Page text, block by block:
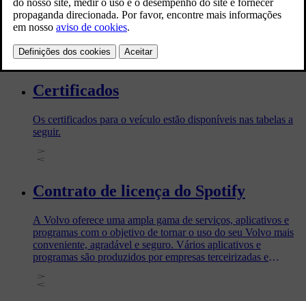
Links para a homologação podem ser encontrados abaixo.
Certificados
Os certificados para o veículo estão disponíveis nas tabelas a
seguir.
Contrato de licença do Spotify
A Volvo oferece uma ampla gama de serviços, aplicativos e
programas com o objetivo de tornar o uso do seu Volvo mais
conveniente, agradável e seguro. Vários aplicativos e
programas são produzidos por empresas terceirizadas e